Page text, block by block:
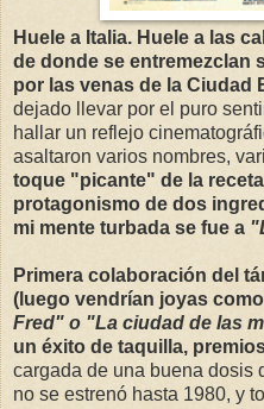
Huele a Italia. Huele a las
de donde se entremezclan
por las venas de la Ciudad
dejado llevar por el puro
hallar un reflejo
asaltaron varios nombres,
toque "picante" de la
protagonismo de dos
mi mente turbada se fue a
Primera colaboración del
(luego vendrían joyas como
Fred" o "La ciudad de las
un éxito de taquilla,
cargada de una buena dosis
no se estrenó hasta 1980, y